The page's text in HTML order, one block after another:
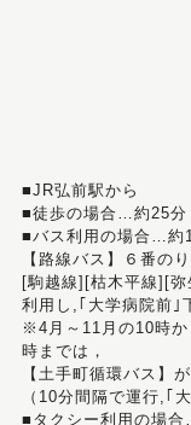
■JR弘前駅から
■徒歩の場合…約25分
■バス利用の場合…約
【路線バス】６番の
[駒越線][枯木平線][
利用し,｢大学病院前｣
※4月～11月の10時
時までは，
【土手町循環バス】
（10分間隔で運行,｢
■タクシー利用の場